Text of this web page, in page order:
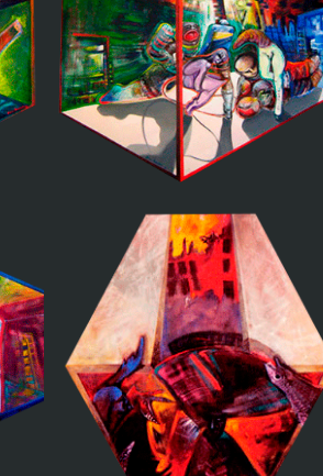
Hay que llegar
Entrenamiento en caja
virtual